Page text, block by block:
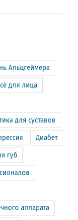
Альцгеймера
для лица
для суставов
Диабет
губ
аппарата